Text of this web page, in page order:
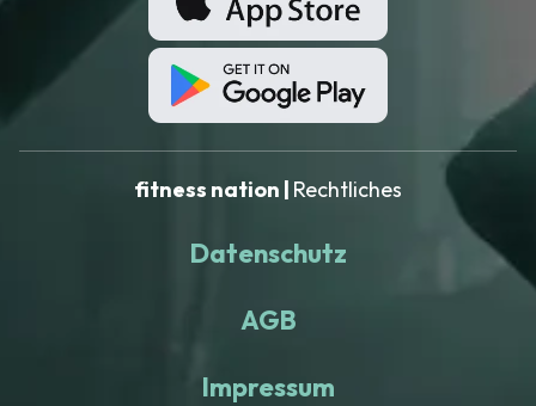
fitness nation | Rechtliches
Datenschutz
AGB
Impressum